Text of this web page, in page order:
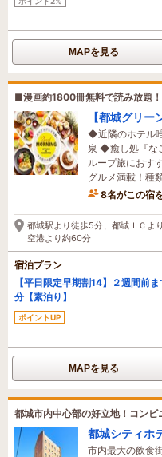
MAPを見る
■漫画約1800冊無料で読み放題
【都城グリ
◆近隣のホテル
泉 ◆癒し処『な
ループ旅におす
グルメ満載！種
8名がこの宿
38分前に予
都城駅より徒歩5分、都城ＩＣよ
空港より約60分
宿泊プラン
【平日限定早期割14】２週間前
分【素泊り】
ポイントUP
MAPを見る
都城市内中心部の好立地！コンビ
都城シティホ
市内最大の飲食